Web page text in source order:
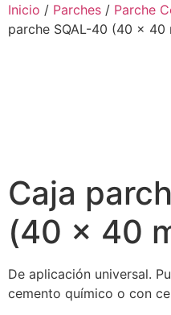
al
Inicio / Parches / Parche
parche SQAL-40 (40 x 40
Caja
(40 x 40
De aplicación universal.
cemento químico o con